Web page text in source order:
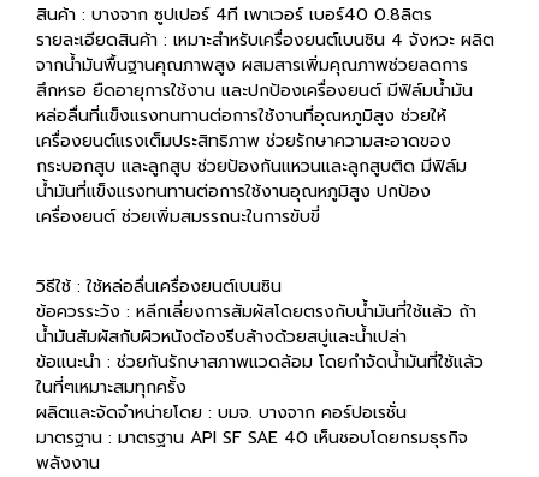
สินค้า : บางจาก ซูปเปอร์ 4ที เพาเวอร์ เบอร์40 0.8ลิตร
รายละเอียดสินค้า : เหมาะสำหรับเครื่องยนต์เบนซิน 4 จังหวะ ผลิต
จากน้ำมันพื้นฐานคุณภาพสูง ผสมสารเพิ่มคุณภาพช่วยลดการ
สึกหรอ ยืดอายุการใช้งาน และปกป้องเครื่องยนต์ มีฟิล์มน้ำมัน
หล่อลื่นที่แข็งแรงทนทานต่อการใช้งานที่อุณหภูมิสูง ช่วยให้
เครื่องยนต์แรงเต็มประสิทธิภาพ ช่วยรักษาความสะอาดของ
กระบอกสูบ และลูกสูบ ช่วยป้องกันแหวนและลูกสูบติด มีฟิล์ม
น้ำมันที่แข็งแรงทนทานต่อการใช้งานอุณหภูมิสูง ปกป้อง
เครื่องยนต์ ช่วยเพิ่มสมรรถนะในการขับขี่
วิธีใช้ : ใช้หล่อลื่นเครื่องยนต์เบนซิน
ข้อควรระวัง : หลีกเลี่ยงการสัมผัสโดยตรงกับน้ำมันที่ใช้แล้ว ถ้า
น้ำมันสัมผัสกับผิวหนังต้องรีบล้างด้วยสบู่และน้ำเปล่า
ข้อแนะนำ : ช่วยกันรักษาสภาพแวดล้อม โดยกำจัดน้ำมันที่ใช้แล้ว
ในที่ๆเหมาะสมทุกครั้ง
ผลิตและจัดจำหน่ายโดย : บมจ. บางจาก คอร์ปอเรชั่น
มาตรฐาน : มาตรฐาน API SF SAE 40 เห็นชอบโดยกรมธุรกิจ
พลังงาน